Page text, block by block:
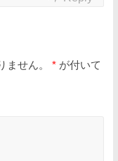
せん。 *が付いて